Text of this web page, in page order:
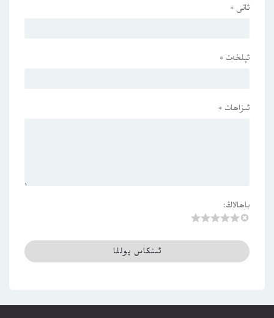
ئاتى *
ئېلخەت *
ئىزاھات *
باھالاڭ: